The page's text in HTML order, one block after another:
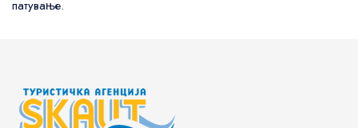
патување.